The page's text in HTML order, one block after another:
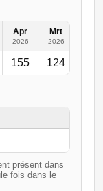
Apr
2026
Mrt
2026
155 124
présent dans
fois dans le